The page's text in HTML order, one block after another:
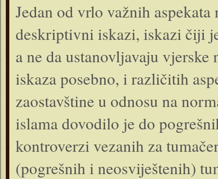
Jedan od vrlo važnih
deskriptivni iskazi, iskazi čiji
a ne da ustanovljavaju
iskaza posebno, i različitih
zaostavštine u odnosu na
islama dovodilo je do
kontroverzi vezanih za
(pogrešnih i neosviještenih)